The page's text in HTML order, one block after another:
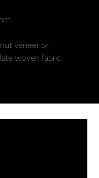
veneer or
woven fabric